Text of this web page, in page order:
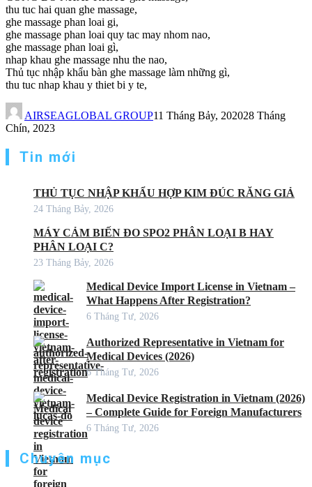
thu tuc hai quan ghe massage,
ghe massage phan loai gi,
ghe massage phan loai quy tac may nhom nao,
ghe massage phan loai gì,
nhap khau ghe massage nhu the nao,
Thủ tục nhập khẩu bàn ghe massage làm những gì,
thu tuc nhap khau y thiet bi y te,
AIRSEAGLOBAL GROUP11 Tháng Bảy, 202028 Tháng
Chín, 2023
Tin mới
THỦ TỤC NHẬP KHẨU HỢP KIM ĐÚC RĂNG GIẢ
24 Tháng Bảy, 2026
MÁY CẢM BIẾN ĐO SPO2 PHÂN LOẠI B HAY
PHÂN LOẠI C?
23 Tháng Bảy, 2026
Medical Device Import License in Vietnam –
What Happens After Registration?
6 Tháng Tư, 2026
Authorized Representative in Vietnam for
Medical Devices (2026)
6 Tháng Tư, 2026
Medical Device Registration in Vietnam (2026)
– Complete Guide for Foreign Manufacturers
6 Tháng Tư, 2026
Chuyên mục